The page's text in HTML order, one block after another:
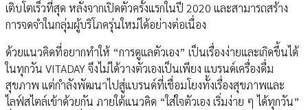
เติบโตเร็วที่สุด หลังจากเปิดตัวครั้งแรกในปี 2020 และสามารถสร้าง
การจดจำในกลุ่มผู้บริโภครุ่นใหม่ได้อย่างต่อเนื่อง
ด้วยแนวคิดที่อยากทำให้ “การดูแลตัวเอง” เป็นเรื่องง่ายและเกิดขึ้นได้
ในทุกวัน VITADAY จึงไม่ได้วางตัวเองเป็นเพียง แบรนด์เครื่องดื่ม
สุขภาพ แต่กำลังพัฒนาไปสู่แบรนด์ที่เชื่อมโยงทั้งเรื่องสุขภาพและ
ไลฟ์สไตล์เข้าด้วยกัน ภายใต้แนวคิด “ใส่ใจตัวเอง เริ่มง่าย ๆ ได้ทุกวัน”